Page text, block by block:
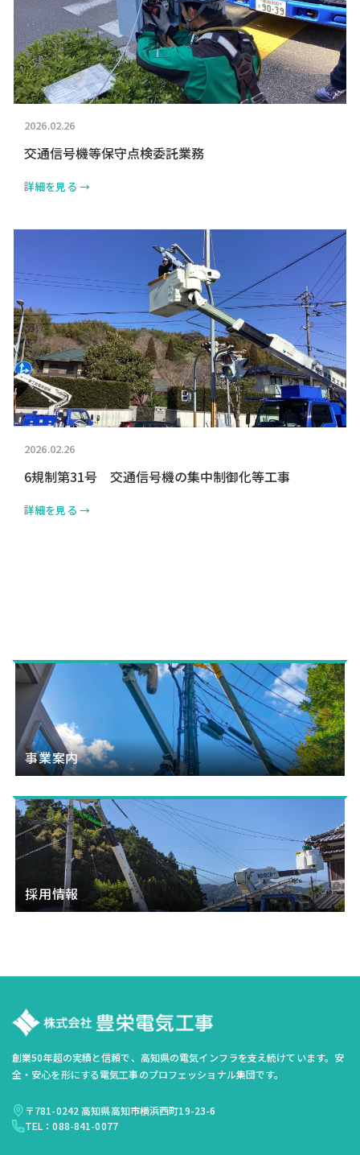
2026.02.26
交通信号機等保守点検委託業務
詳細を見る →
2026.02.26
6規制第31号 交通信号機の集中制御化等工事
詳細を見る →
事業案内
採用情報
創業50年超の実績と信頼で、高知県の電気インフラを支え続けています。安
全・安心を形にする電気工事のプロフェッショナル集団です。
〒781-0242 高知県高知市横浜西町19-23-6
TEL：088-841-0077